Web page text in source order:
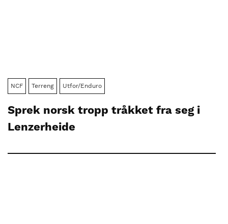
NCF Terreng Utfor/Enduro
Sprek norsk tropp tråkket fra seg i
Lenzerheide